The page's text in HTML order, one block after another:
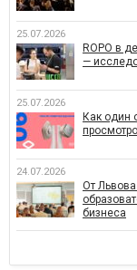
25.07.2026
ROPO в
—
25.07.2026
Как один
24.07.2026
От
бизнеса